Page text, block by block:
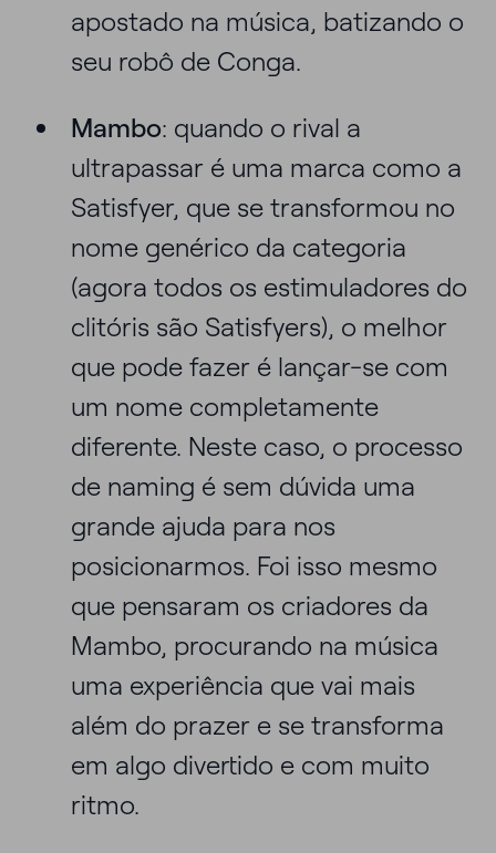
apostado na música, batizando o
seu robô de Conga.
Mambo: quando o rival a
ultrapassar é uma marca como a
Satisfyer, que se transformou no
nome genérico da categoria
(agora todos os estimuladores do
clitóris são Satisfyers), o melhor
que pode fazer é lançar-se com
um nome completamente
diferente. Neste caso, o processo
de naming é sem dúvida uma
grande ajuda para nos
posicionarmos. Foi isso mesmo
que pensaram os criadores da
Mambo, procurando na música
uma experiência que vai mais
além do prazer e se transforma
em algo divertido e com muito
ritmo.